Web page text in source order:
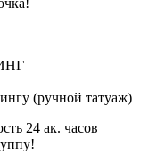
(ручной татуаж)
24 ак. часов